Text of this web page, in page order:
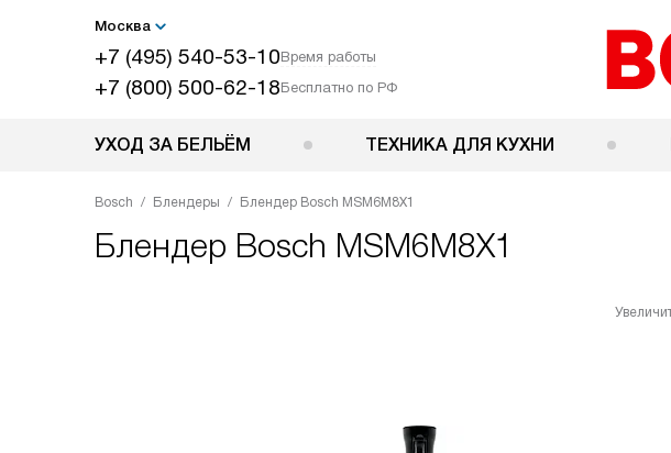
Москва
+7 (495) 540-53-10Время работы
+7 (800) 500-62-18Бесплатно по РФ
УХОД ЗА БЕЛЬЁМ ТЕХНИКА ДЛЯ КУХНИ
Bosch Блендеры Блендер Bosch MSM6M8X1
Блендер Bosch MSM6M8X1